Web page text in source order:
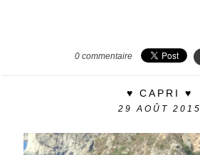
0 commentaire
♥ CAPRI ♥
29 AOÛT 2015